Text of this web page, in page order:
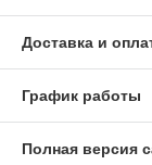
Доставка и
График работы
Полная версия